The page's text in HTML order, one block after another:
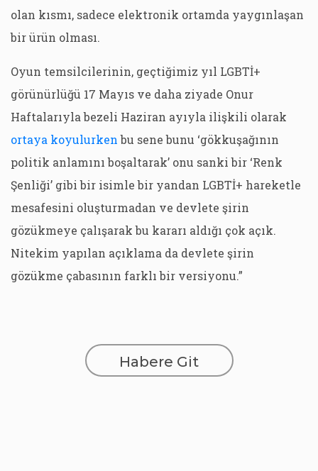
olan kısmı, sadece elektronik ortamda yaygınlaşan
bir ürün olması.
Oyun temsilcilerinin, geçtiğimiz yıl LGBTİ+
görünürlüğü 17 Mayıs ve daha ziyade Onur
Haftalarıyla bezeli Haziran ayıyla ilişkili olarak
ortaya koyulurkenbu sene bunu ‘gökkuşağının
politik anlamını boşaltarak’ onu sanki bir ‘Renk
Şenliği’ gibi bir isimle bir yandan LGBTİ+ hareketle
mesafesini oluşturmadan ve devlete şirin
gözükmeye çalışarak bu kararı aldığı çok açık.
Nitekim yapılan açıklama da devlete şirin
gözükme çabasının farklı bir versiyonu.”
Habere Git